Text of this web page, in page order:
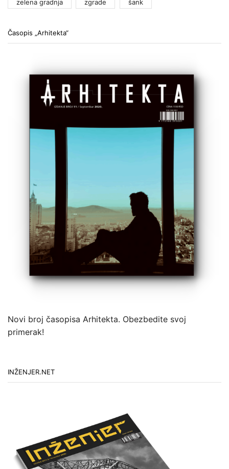
zelena gradnja zgrade šank
Časopis „Arhitekta“
Novi broj časopisa Arhitekta. Obezbedite svoj
primerak!
INŽENJER.NET